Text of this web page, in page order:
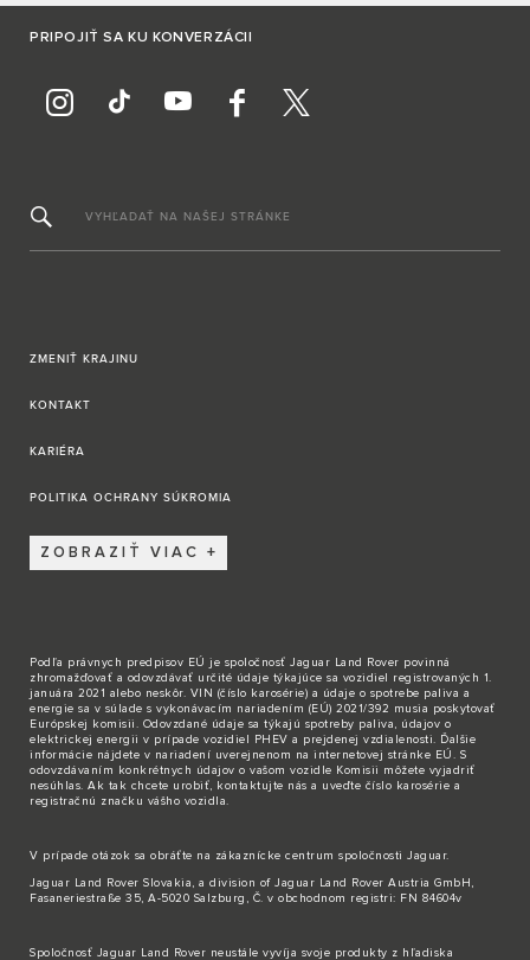
PRIPOJIŤ SA KU KONVERZÁCII
VYHĽADAŤ NA NAŠEJ STRÁNKE
ZMENIŤ KRAJINU
KONTAKT
KARIÉRA
POLITIKA OCHRANY SÚKROMIA
ZOBRAZIŤ VIAC
Podľa právnych predpisov EÚ je spoločnosť Jaguar Land Rover povinná
zhromažďovať a odovzdávať určité údaje týkajúce sa vozidiel registrovaných 1.
januára 2021 alebo neskôr. VIN (číslo karosérie) a údaje o spotrebe paliva a
energie sa v súlade s vykonávacím nariadením (EÚ) 2021/392 musia poskytovať
Európskej komisii. Odovzdané údaje sa týkajú spotreby paliva, údajov o
elektrickej energii v prípade vozidiel PHEV a prejdenej vzdialenosti. Ďalšie
informácie nájdete v nariadení uverejnenom na internetovej stránke EÚ. S
odovzdávaním konkrétnych údajov o vašom vozidle Komisii môžete vyjadriť
nesúhlas. Ak tak chcete urobiť,
kontaktujte nás a uveďte číslo karosérie a
registračnú značku vášho vozidla.
V prípade otázok sa obráťte na zákaznícke centrum spoločnosti Jaguar.
Jaguar Land Rover Slovakia, a division of Jaguar Land Rover Austria GmbH,
Fasaneriestraße 35, A-5020 Salzburg, Č. v obchodnom registri: FN 84604v
Spoločnosť Jaguar Land Rover neustále vyvíja svoje produkty z hľadiska